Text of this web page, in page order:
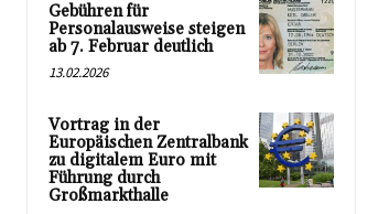
Gebühren für
Personalausweise steigen
ab 7. Februar deutlich
13.02.2026
Vortrag in der
Europäischen Zentralbank
zu digitalem Euro mit
Führung durch
Großmarkthalle